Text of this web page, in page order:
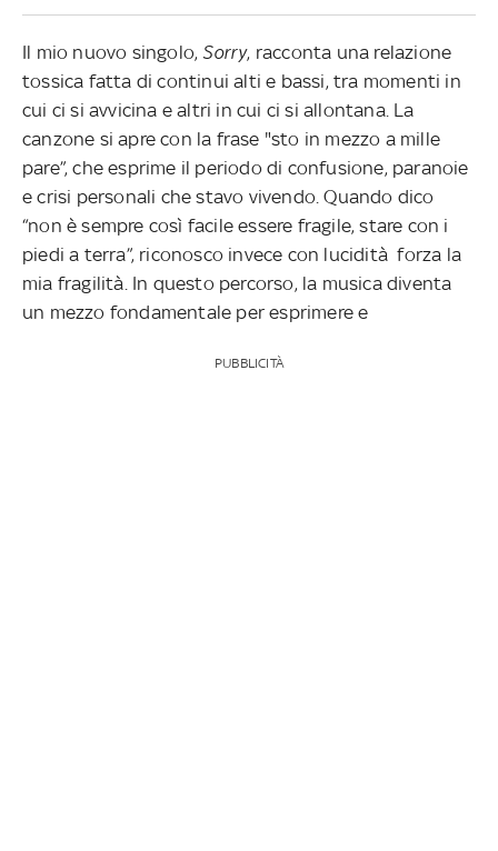
Il mio nuovo singolo,Sorry, racconta una relazione
tossica fatta di continui alti e bassi, tra momenti in
cui ci si avvicina e altri in cui ci si allontana. La
canzone si apre con la frase "sto in mezzo a mille
pare”, che esprime il periodo di confusione, paranoie
e crisi personali che stavo vivendo. Quando dico
“non è sempre così facile essere fragile, stare con i
piedi a terra”, riconosco invece con lucidità forza la
mia fragilità. In questo percorso, la musica diventa
un mezzo fondamentale per esprimere e
PUBBLICITÀ